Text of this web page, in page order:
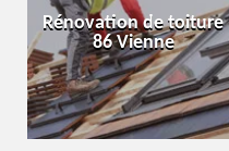
Rénovation de toiture
86 Vienne